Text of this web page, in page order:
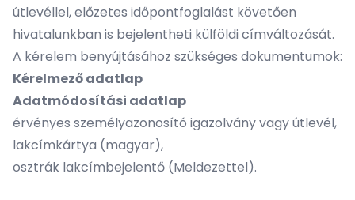
útlevéllel, előzetes időpontfoglalást követően
hivatalunkban is bejelentheti külföldi címváltozását.
A kérelem benyújtásához szükséges dokumentumok:
Kérelmező adatlap
Adatmódosítási adatlap
érvényes személyazonosító igazolvány vagy útlevél,
lakcímkártya (magyar),
osztrák lakcímbejelentő (Meldezettel).